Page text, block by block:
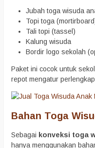
Jubah toga wisuda
Topi toga
Tali topi (tassel)
Kalung wisuda
Bordir logo sekolah
Paket ini cocok untuk
repot mengatur
Bahan Toga
Sebagai konveksi toga
hanya menggunakan